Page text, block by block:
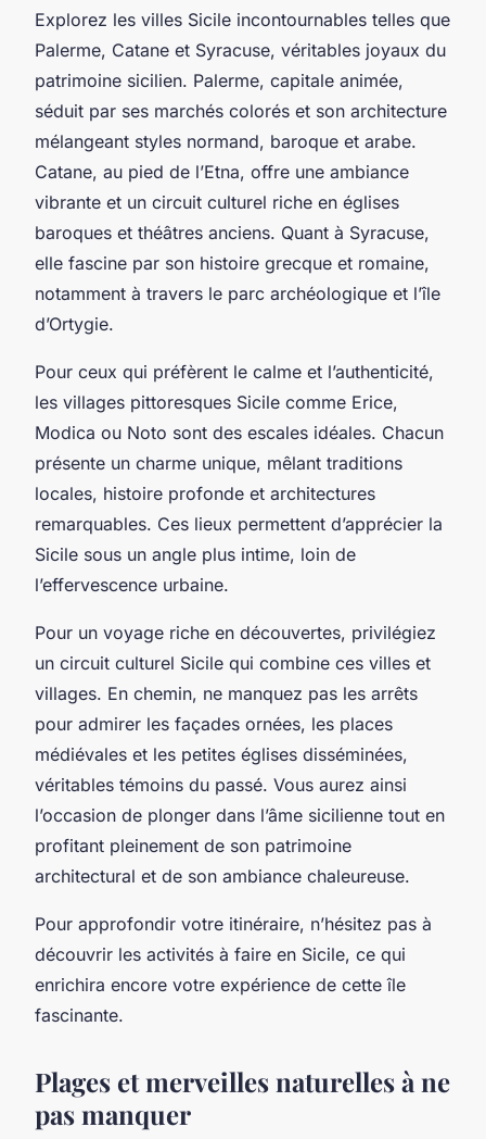
Explorez les villes Sicile incontournables telles que
Palerme, Catane et Syracuse, véritables joyaux du
patrimoine sicilien. Palerme, capitale animée,
séduit par ses marchés colorés et son architecture
mélangeant styles normand, baroque et arabe.
Catane, au pied de l’Etna, offre une ambiance
vibrante et un circuit culturel riche en églises
baroques et théâtres anciens. Quant à Syracuse,
elle fascine par son histoire grecque et romaine,
notamment à travers le parc archéologique et l’île
d’Ortygie.
Pour ceux qui préfèrent le calme et l’authenticité,
les villages pittoresques Sicile comme Erice,
Modica ou Noto sont des escales idéales. Chacun
présente un charme unique, mêlant traditions
locales, histoire profonde et architectures
remarquables. Ces lieux permettent d’apprécier la
Sicile sous un angle plus intime, loin de
l’effervescence urbaine.
Pour un voyage riche en découvertes, privilégiez
un circuit culturel Sicile qui combine ces villes et
villages. En chemin, ne manquez pas les arrêts
pour admirer les façades ornées, les places
médiévales et les petites églises disséminées,
véritables témoins du passé. Vous aurez ainsi
l’occasion de plonger dans l’âme sicilienne tout en
profitant pleinement de son patrimoine
architectural et de son ambiance chaleureuse.
Pour approfondir votre itinéraire, n’hésitez pas à
découvrir les activités à faire en Sicile, ce qui
enrichira encore votre expérience de cette île
fascinante.
Plages et merveilles naturelles à ne
pas manquer